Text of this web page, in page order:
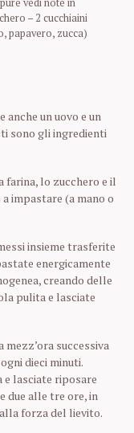
– 2 cucchiaini
papavero, zucca)
anche un uovo e un
sono gli ingredienti
farina, lo zucchero e il
impastare (a mano o
insieme trasferite
energicamente
creando delle
pulita e lasciate
successiva
dieci minuti.
lasciate riposare
due alle tre ore, in
forza del lievito.